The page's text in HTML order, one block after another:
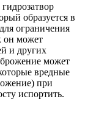
образуется в
ограничения
он может
и других
брожение может
вредные
при
испортить.